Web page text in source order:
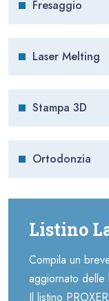
Fresaggio
Laser Melting
Stampa 3D
Ortodonzia
Listino
Compila un
aggiornato delle
Il listino